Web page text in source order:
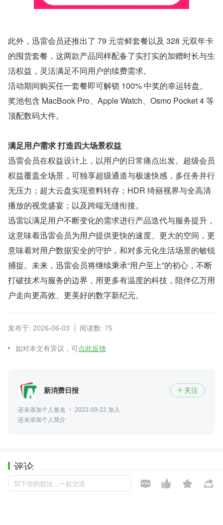
此外，迅雷会员还推出了 79 元尝鲜套餐以及 328 元双年卡
的囤货套餐，这两款产品同样配备了实打实的加赠时长与生
活权益，灵活满足不同用户的续费需求。
活动期间购买任一套餐即可解锁 100% 中奖的幸运转盘。
奖池包含 MacBook Pro、Apple Watch、Osmo Pocket 4 等
顶配数码大件。
满足用户需求 打造四大场景权益
迅雷会员在权益设计上，以用户的日常痛点出发。超级会员
权益覆盖全场景，可独享超级通道与极速快感，多任务并行
无压力；超大云盘实现资料转存；HDR 绮丽视界与全高清
播放的视觉盛宴；以及跨端无缝衔接。
迅雷以满足用户不断变化的需求进行产品迭代与服务提升，
这意味着迅雷会员为用户提供更快的速度、更大的空间，更
意味着对用户数据安全的守护，和对多元化生活场景的敏锐
捕捉。未来，迅雷会员将继续秉承“用户至上”的初心，不断
打破技术与服务的边界，用更多有温度的科技，陪伴亿万用
户走向更高效、更美好的数字新纪元。
发布于: 2026-06-03 阅读数: 75
如对本文有异议，可点此反馈
新消费日报  关注
还未添加个人签名
2022-09-22 加入
还未添加个人简介
评论
写下你的想法，一起交流    